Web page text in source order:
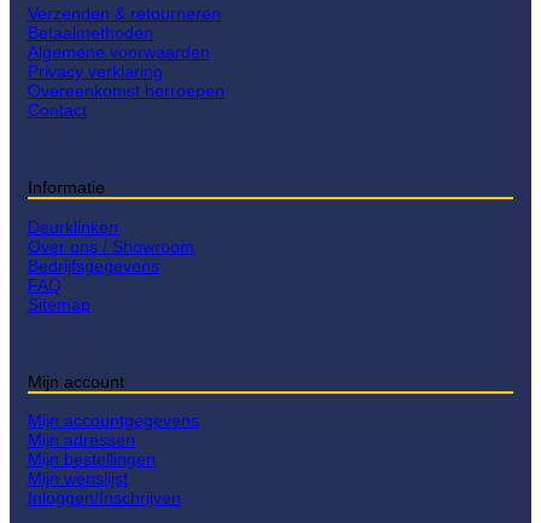
Verzenden & retourneren
Betaalmethoden
Algemene voorwaarden
Privacy verklaring
Overeenkomst herroepen
Contact
Informatie
Deurklinken
Over ons / Showroom
Bedrijfsgegevens
FAQ
Sitemap
Mijn account
Mijn accountgegevens
Mijn adressen
Mijn bestellingen
Mijn wenslijst
Inloggen/Inschrijven